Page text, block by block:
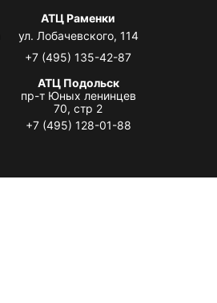
АТЦ Раменки
ул. Лобачевского, 114
+7 (495) 135-42-87
АТЦ Подольск
пр-т Юных ленинцев
70, стр 2
+7 (495) 128-01-88